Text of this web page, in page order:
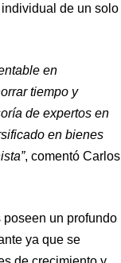
de un solo
en
tiempo y
de expertos en
en bienes
, comentó Carlos
un profundo
ya que se